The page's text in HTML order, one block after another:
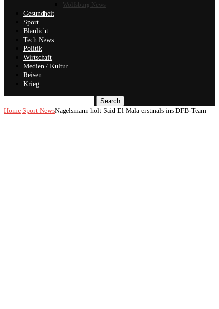
Wolfsburg News
Gesundheit
Sport
Blaulicht
Tech News
Politik
Wirtschaft
Medien / Kultur
Reisen
Krieg
Search
Home Sport NewsNagelsmann holt Said El Mala erstmals ins DFB-Team